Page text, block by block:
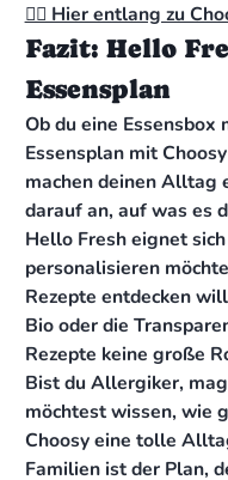
👉🏻 Hier entlang zu
Fazit: Hello
Essensplan
Ob du eine
Essensplan mit
machen deinen Alltag
darauf an, auf was es
Hello Fresh eignet
personalisieren
Rezepte entdecken
Bio oder die
Rezepte keine große
Bist du Allergiker,
möchtest wissen, wie
Choosy eine tolle
Familien ist der Plan,